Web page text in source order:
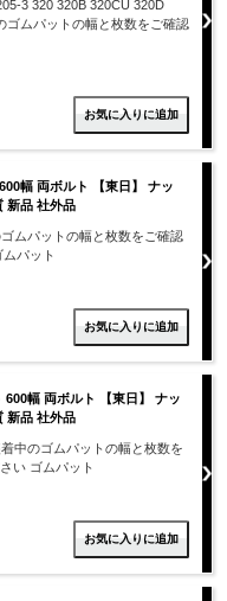
3 320 320B 320CU 320D
ムパットの幅と枚数をご確認
幅 両ボルト 【東日】 ナッ
新品 社外品
ムパットの幅と枚数をご確認
パット
600幅 両ボルト 【東日】 ナッ
新品 社外品
中のゴムパットの幅と枚数を
い ゴムパット